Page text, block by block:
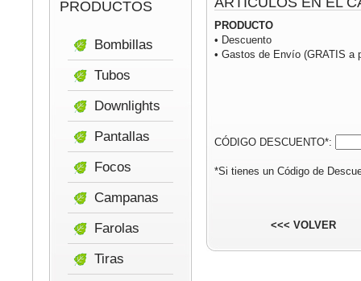
PRODUCTO
• Descuento
• Gastos de Envío (GRATIS a
CÓDIGO DESCUENTO*:
*Si tienes un Código de
<<< VOLVER
PRODUCTOS
Bombillas
Tubos
Downlights
Pantallas
Focos
Campanas
Farolas
Tiras